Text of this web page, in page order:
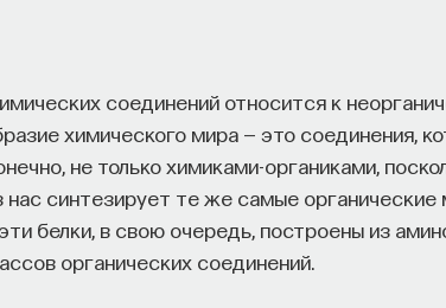
соединений относится к
химического мира — это соединения,
не только химиками-органиками,
синтезирует те же самые органические
белки, в свою очередь, построены из
органических соединений.